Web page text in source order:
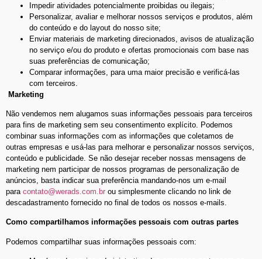
Impedir atividades potencialmente proibidas ou ilegais;
Personalizar, avaliar e melhorar nossos serviços e produtos, além
do conteúdo e do layout do nosso site;
Enviar materiais de marketing direcionados, avisos de atualização
no serviço e/ou do produto e ofertas promocionais com base nas
suas preferências de comunicação;
Comparar informações, para uma maior precisão e verificá-las
com terceiros.
Marketing
Não vendemos nem alugamos suas informações pessoais para terceiros
para fins de marketing sem seu consentimento explícito. Podemos
combinar suas informações com as informações que coletamos de
outras empresas e usá-las para melhorar e personalizar nossos serviços,
conteúdo e publicidade. Se não desejar receber nossas mensagens de
marketing nem participar de nossos programas de personalização de
anúncios, basta indicar sua preferência mandando-nos um e-mail
para contato@werads.com.br ou simplesmente clicando no link de
descadastramento fornecido no final de todos os nossos e-mails.
Como compartilhamos informações pessoais com outras partes
Podemos compartilhar suas informações pessoais com: